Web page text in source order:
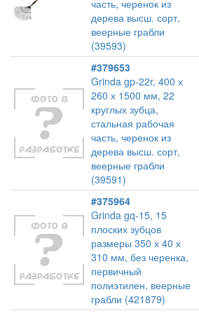
часть, черенок из
дерева высш. сорт,
веерные грабли
(39593)
#379653
Grinda gp-22r, 400 х
260 х 1500 мм, 22
круглых зубца,
стальная рабочая
часть, черенок из
дерева высш. сорт,
веерные грабли
(39591)
#375964
Grinda gq-15, 15
плоских зубцов
размеры 350 х 40 х
310 мм, без черенка,
первичный
полиэтилен, веерные
грабли (421879)